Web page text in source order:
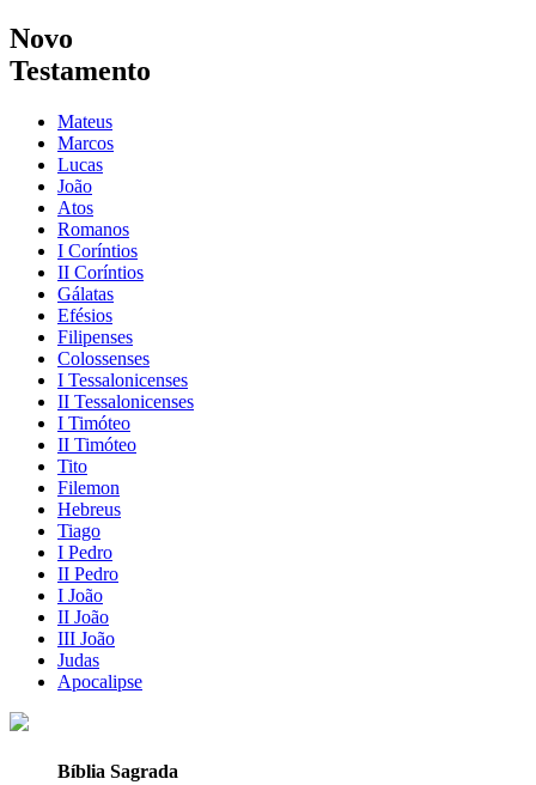
Novo
Testamento
Mateus
Marcos
Lucas
João
Atos
Romanos
I Coríntios
II Coríntios
Gálatas
Efésios
Filipenses
Colossenses
I Tessalonicenses
II Tessalonicenses
I Timóteo
II Timóteo
Tito
Filemon
Hebreus
Tiago
I Pedro
II Pedro
I João
II João
III João
Judas
Apocalipse
Bíblia Sagrada